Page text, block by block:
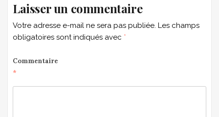
Laisser un commentaire
Votre adresse e-mail ne sera pas publiée. Les champs
obligatoires sont indiqués avec *
Commentaire
*